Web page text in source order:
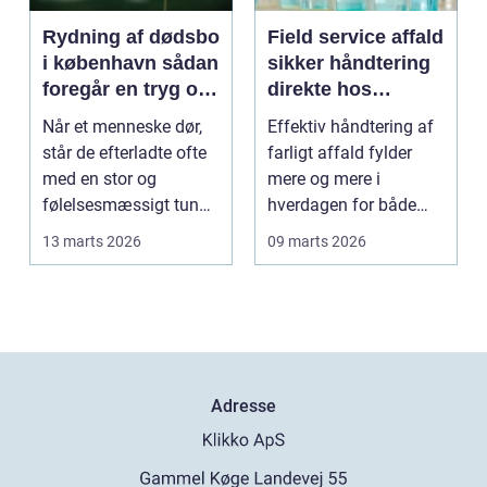
Rydning af dødsbo
i københavn sådan
foregår en tryg og
effektiv proces
Når et menneske dør,
står de efterladte ofte
med en stor og
følelsesmæssigt tung
13 marts 2026
Field service affald
sikker håndtering
direkte hos
virksomheden
Effektiv håndtering af
farligt affald fylder
mere og mere i
hverdagen for både
09 marts 2026
Adresse